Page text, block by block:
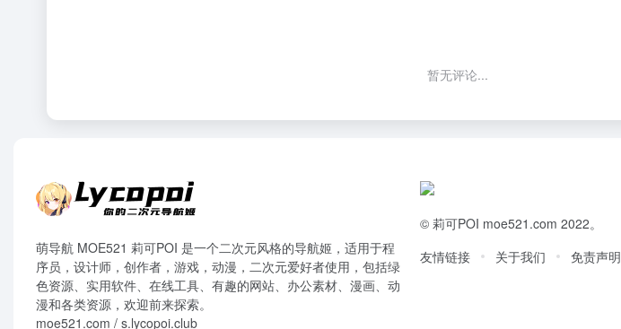
暂无评论...
萌导航 MOE521 莉可POI 是一个二次元风格的导航姬，适用于程
序员，设计师，创作者，游戏，动漫，二次元爱好者使用，包括绿
色资源、实用软件、在线工具、有趣的网站、办公素材、漫画、动
漫和各类资源，欢迎前来探索。
moe521.com / s.lycopoi.club
© 莉可POI moe521.com 2022。
友情链接
关于我们 免责声明